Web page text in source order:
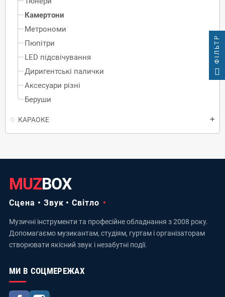
Камертони
Метрономи
Пюпітри
LED підсвічування
Диригентські палички
Аксесуари різні
Беруши
КАРАОКЕ add
MUZBOX
Сцена • Звук • Світло
Музичні інструменти та професійне обладнання з 2008 року.
Допомагаємо музикантам, студіям, гуртам і організаторам
створювати якісний звук і незабутні події.
МИ В СОЦМЕРЕЖАХ
ФІЛЬТР